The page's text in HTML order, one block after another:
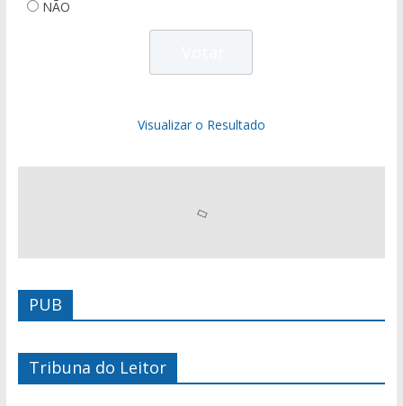
NÃO
Visualizar o Resultado
PUB
Tribuna do Leitor